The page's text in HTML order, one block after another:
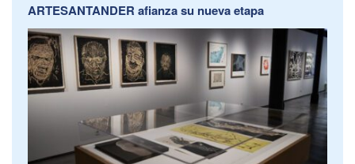
ARTESANTANDER afianza su nueva etapa